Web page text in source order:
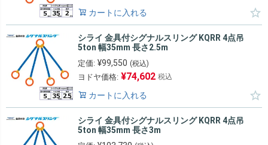
カートに入れる
シライ 金具付シグナルスリング KQRR 4点吊
5ton 幅35mm 長さ2.5m
定価: ¥99,550 (税込)
ヨドヤ価格: ¥74,602 税込
カートに入れる
シライ 金具付シグナルスリング KQRR 4点吊
5ton 幅35mm 長さ3m